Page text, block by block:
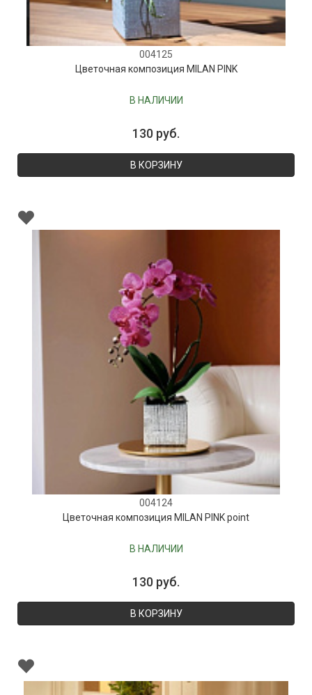
004125
Цветочная композиция MILAN PINK
В НАЛИЧИИ
130 руб.
В КОРЗИНУ
004124
Цветочная композиция MILAN PINK point
В НАЛИЧИИ
130 руб.
В КОРЗИНУ